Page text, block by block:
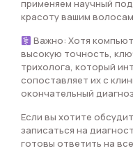
применяем научный
красоту вашим
Важно: Хотя
высокую точность,
трихолога, который
сопоставляет их с
окончательный
Если вы хотите
записаться на
готовы ответить на